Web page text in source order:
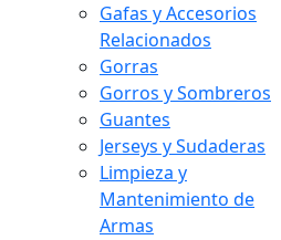
Gafas y Accesorios
Relacionados
Gorras
Gorros y Sombreros
Guantes
Jerseys y Sudaderas
Limpieza y
Mantenimiento de
Armas